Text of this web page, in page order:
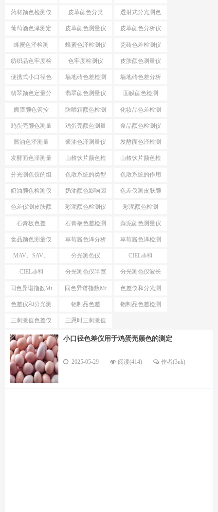
差检测仪
药材颜色检测仪 皮革颜色分类 透射式分光测色
仪
葡萄酒色泽测定 皮革颜色测量仪 皮革颜色分析仪
蜂蜜色泽检测 蜂蜜色泽检测仪 瓷砖色差检测仪
纺织品色牢度检
测
色牢度检测仪 皮肤颜色测量仪
便携式小口径色
差仪
墙地砖色差检测
仪
墙地砖色差分析
仪
翡翠颜色定量分
析
翡翠颜色测量仪 面膜颜色检测
面膜颜色管控 防晒霜颜色检测
仪
化妆品色差检测
仪
鸡蛋壳颜色测量 鸡蛋壳颜色测量
仪
食品颜色检测仪
酱油色泽测量 酱油色泽测量仪 发酵面色泽检测
仪
发酵面色泽测量
仪
山楂饮片颜色检
测工具
山楂饮片颜色检
测仪器
分光测色仪的组
成
色散系统的类型 色散系统的作用
奶油颜色检测仪 奶油颜色影响因
素
色差仪测皮肤颜
色
色差仪测皮肤颜
色方法
彩泥颜色检测仪 彩泥颜色检测
石膏板色差 石膏板色差检测 蒜泥颜色测量仪
食品颜色测量仪 草莓酱色泽分析
仪
草莓酱色泽检测
仪
MAV、SAV、
SSAV区别
分光测色仪
MAV、SAV、
SSAV
CIELab和
HunterLab
CIELab和
HunterLab区别
分光测色仪半宽
带
分光测色仪波长
间隔
同色异谱指数Mt 同色异谱指数Mt
测试仪
色差仪和分光测
色仪区别
色差仪和分光测
色仪选择
铝制品色差 铝制品色差检测
三刺激值色差仪
优势
三恩时三刺激值
色差仪型号
小口径色差仪用于鸡蛋壳颜色的测定
2025-05-29 阅读(414) 作者(3nh)